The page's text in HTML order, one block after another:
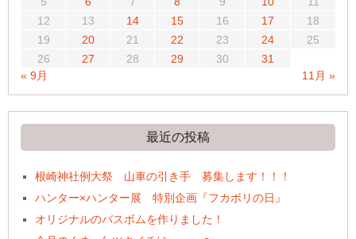
12
13 14 15 16 17
18
19
20 21 22 23 24
25
26
27 28 29 30
31
« 9月
11月 »
最近の投稿
根崎神社例大祭 山車の引き手 募集します！！！
ハンター×ハンター展 特別企画『フカボリの日』
オリジナルのバスボムを作りました！